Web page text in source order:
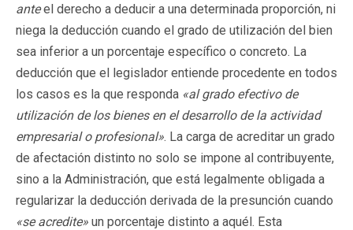
anteel derecho a deducir a una determinada proporción, ni
niega la deducción cuando el grado de utilización del bien
sea inferior a un porcentaje específico o concreto. La
deducción que el legislador entiende procedente en todos
los casos es la que responda «al grado efectivo de
utilización de los bienes en el desarrollo de la actividad
empresarial o profesional». La carga de acreditar un grado
de afectación distinto no solo se impone al contribuyente,
sino a la Administración, que está legalmente obligada a
regularizar la deducción derivada de la presunción cuando
«se acredite» un porcentaje distinto a aquél. Esta